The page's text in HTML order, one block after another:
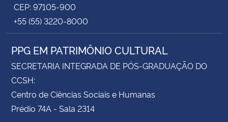
CEP: 97105-900
+55 (55) 3220-8000
PPG EM PATRIMÔNIO CULTURAL
SECRETARIA INTEGRADA DE PÓS-GRADUAÇÃO DO
CCSH:
Centro de Ciências Sociais e Humanas
Prédio 74A - Sala 2314